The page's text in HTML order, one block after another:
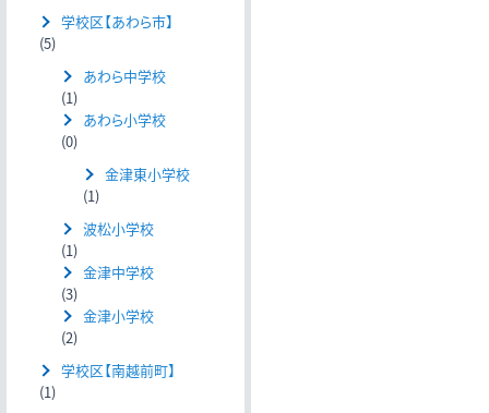
学校区【あわら市】
(5)
あわら中学校
(1)
あわら小学校
(0)
金津東小学校
(1)
波松小学校
(1)
金津中学校
(3)
金津小学校
(2)
学校区【南越前町】
(1)